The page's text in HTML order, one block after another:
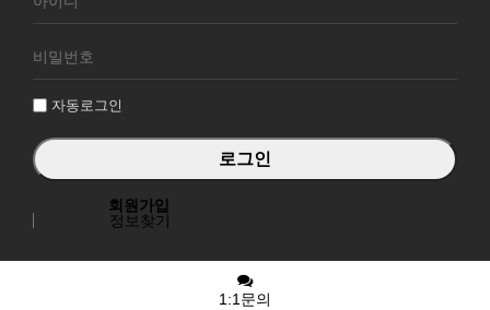
원
그
자동로그인
회원가입
정보찾기
1:1문의